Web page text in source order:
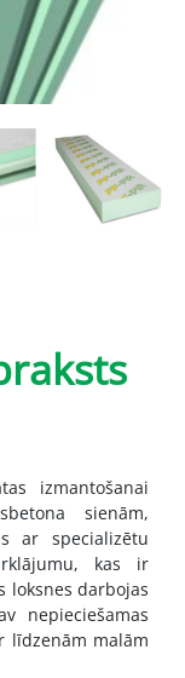
izmantošanai
sienām,
ar specializētu
kas ir
loksnes darbojas
nepieciešamas
līdzenām malām